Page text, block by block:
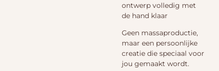
ontwerp volledig met
de hand klaar
Geen massaproductie,
maar een persoonlijke
creatie die speciaal voor
jou gemaakt wordt.